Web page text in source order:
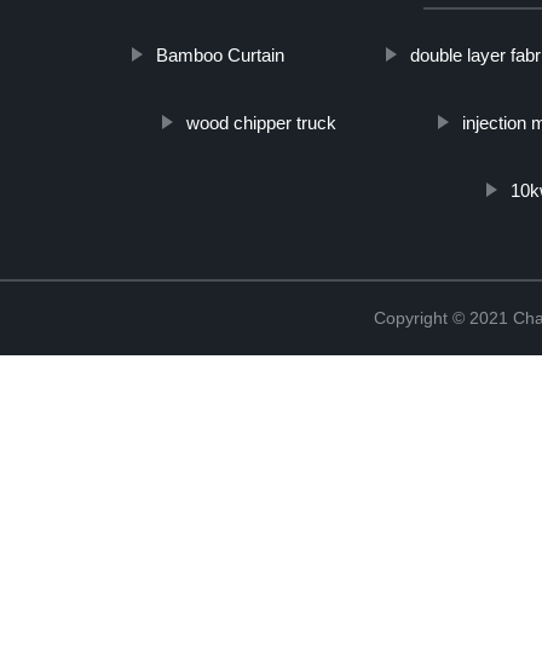
Bamboo Curtain double layer
wood chipper truck injection
Copyright © 2021